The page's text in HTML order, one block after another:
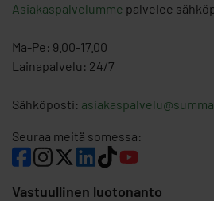
Asiakaspalvelumme palvelee
Ma-Pe: 9.00-17.00
Lainapalvelu: 24/7
Sähköposti:
Seuraa meitä somessa:
Vastuullinen luotonanto